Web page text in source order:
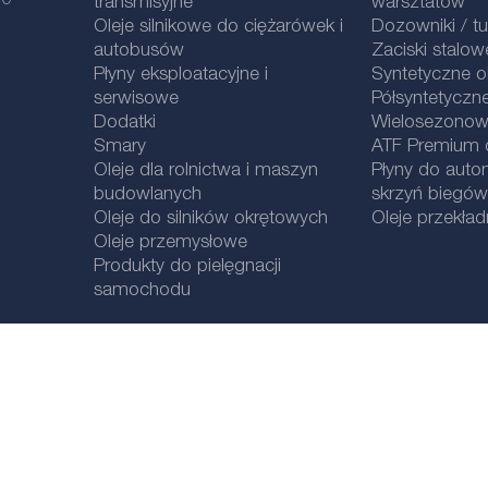
transmisyjne
Oleje silnikowe do ciężarówek i
autobusów
Płyny eksploatacyjne i
serwisowe
Dodatki
Smary
Oleje dla rolnictwa i maszyn
budowlanych
Oleje do silników okrętowych
Oleje przemysłowe
Produkty do pielęgnacji
samochodu
warsztatów
Dozowniki /
Zaciski
Syntetyczne
ATF Premium
Płyny do
skrzyń biegów
Oleje